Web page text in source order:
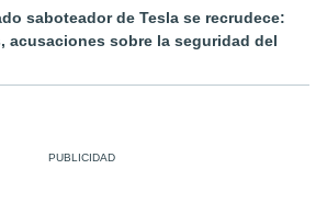
saboteador de Tesla se recrudece:
acusaciones sobre la seguridad del